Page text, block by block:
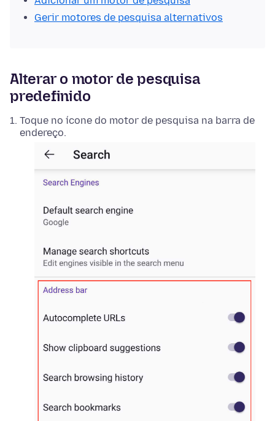
Gerir motores de pesquisa alternativos
Alterar o motor de pesquisa
predefinido
Toque no ícone do motor de pesquisa na barra de
endereço.